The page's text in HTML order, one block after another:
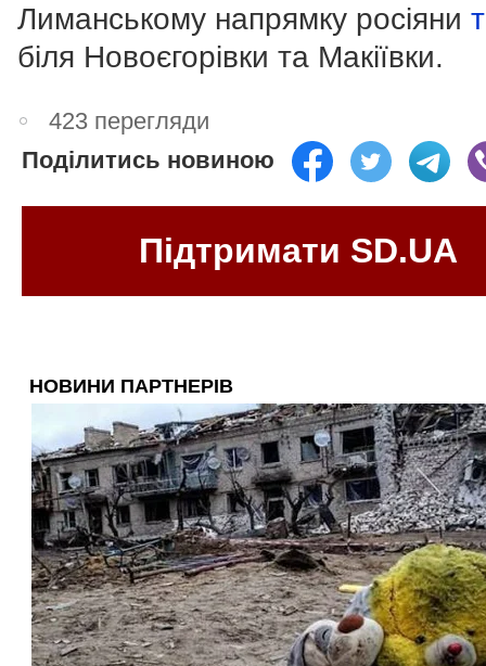
Лиманському напрямку росіяни
біля Новоєгорівки та Макіївки.
423 перегляди
Поділитись новиною
Підтримати SD.UA